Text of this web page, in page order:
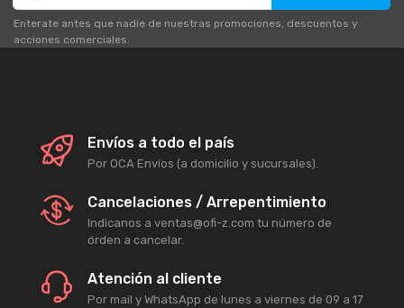
Enterate antes que nadie de nuestras promociones, descuentos y
acciones comerciales.
Envíos a todo el país
Por OCA Envíos (a domicilio y sucursales).
Cancelaciones / Arrepentimiento
Indicanos a ventas@ofi-z.com tu número de
órden a cancelar.
Atención al cliente
Por mail y WhatsApp de lunes a viernes de 09 a 17